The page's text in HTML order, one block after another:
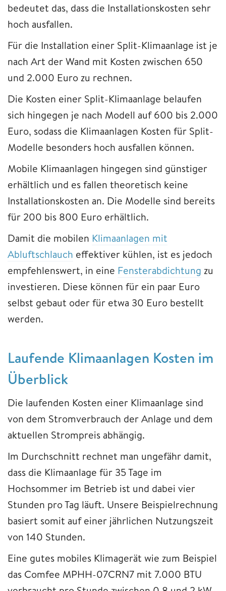
bedeutet das, dass die Installationskosten sehr
hoch ausfallen.
Für die Installation einer Split-Klimaanlage ist je
nach Art der Wand mit Kosten zwischen 650
und 2.000 Euro zu rechnen.
Die Kosten einer Split-Klimaanlage belaufen
sich hingegen je nach Modell auf 600 bis 2.000
Euro, sodass die Klimaanlagen Kosten für Split-
Modelle besonders hoch ausfallen können.
Mobile Klimaanlagen hingegen sind günstiger
erhältlich und es fallen theoretisch keine
Installationskosten an. Die Modelle sind bereits
für 200 bis 800 Euro erhältlich.
Damit die mobilen Klimaanlagen mit
Abluftschlauch effektiver kühlen, ist es jedoch
empfehlenswert, in eine Fensterabdichtung zu
investieren. Diese können für ein paar Euro
selbst gebaut oder für etwa 30 Euro bestellt
werden.
Laufende Klimaanlagen Kosten im
Überblick
Die laufenden Kosten einer Klimaanlage sind
von dem Stromverbrauch der Anlage und dem
aktuellen Strompreis abhängig.
Im Durchschnitt rechnet man ungefähr damit,
dass die Klimaanlage für 35 Tage im
Hochsommer im Betrieb ist und dabei vier
Stunden pro Tag läuft. Unsere Beispielrechnung
basiert somit auf einer jährlichen Nutzungszeit
von 140 Stunden.
Eine gutes mobiles Klimagerät wie zum Beispiel
das Comfee MPHH-07CRN7 mit 7.000 BTU